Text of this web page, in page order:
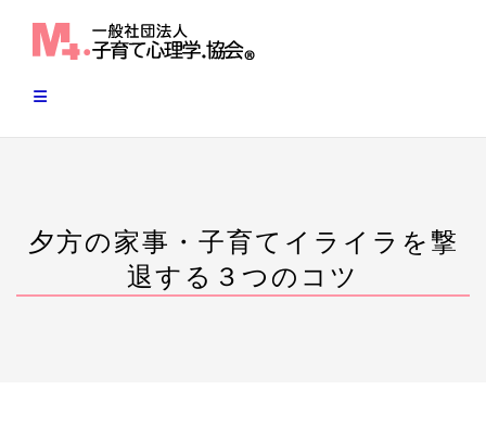
夕方の家事・子育てイライラを撃
退する３つのコツ